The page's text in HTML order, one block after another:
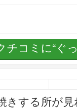
チコミに“ぐ
きする所が